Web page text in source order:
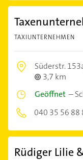
TAXIUNTERNEHMEN
Süderstr.
3,7 km
Geöffnet –
040 35 56 88
Rüdiger Lilie